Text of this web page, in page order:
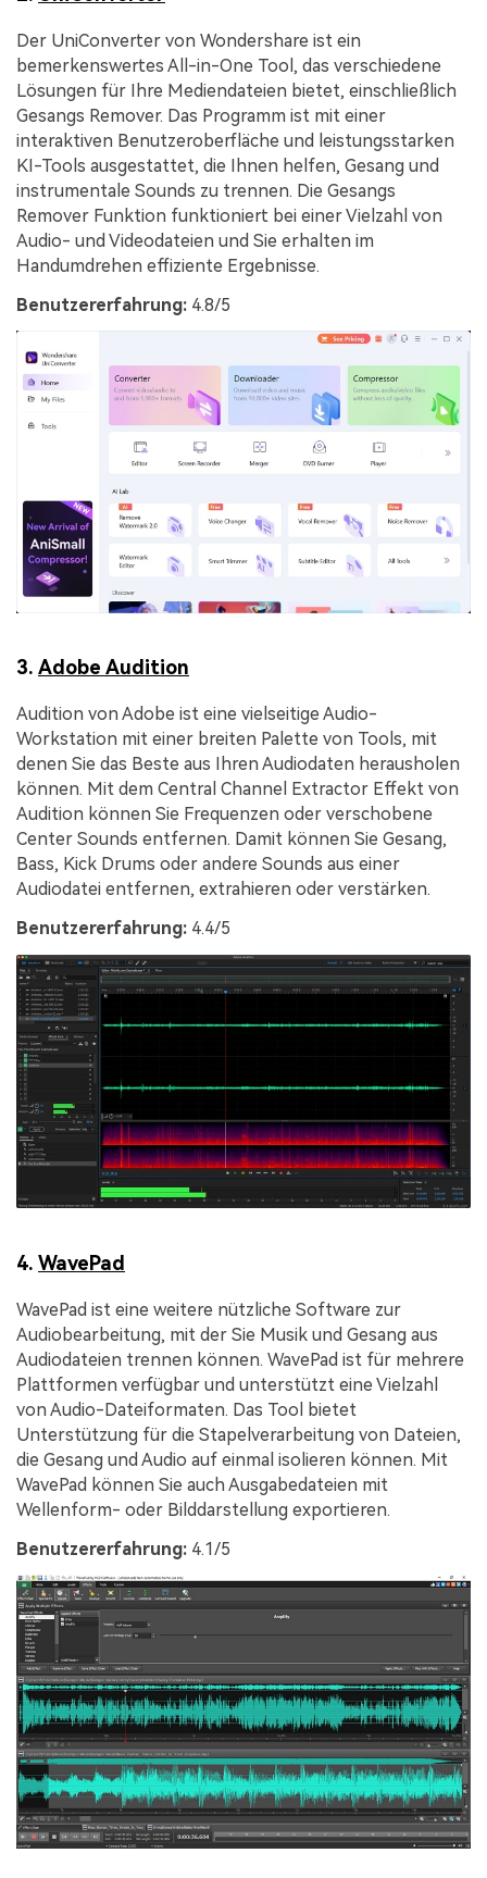
Der UniConverter von Wondershare ist ein
bemerkenswertes All-in-One Tool, das verschiedene
Lösungen für Ihre Mediendateien bietet, einschließlich
Gesangs Remover. Das Programm ist mit einer
interaktiven Benutzeroberfläche und leistungsstarken
KI-Tools ausgestattet, die Ihnen helfen, Gesang und
instrumentale Sounds zu trennen. Die Gesangs
Remover Funktion funktioniert bei einer Vielzahl von
Audio- und Videodateien und Sie erhalten im
Handumdrehen effiziente Ergebnisse.
Benutzererfahrung: 4.8/5
3. Adobe Audition
Audition von Adobe ist eine vielseitige Audio-
Workstation mit einer breiten Palette von Tools, mit
denen Sie das Beste aus Ihren Audiodaten herausholen
können. Mit dem Central Channel Extractor Effekt von
Audition können Sie Frequenzen oder verschobene
Center Sounds entfernen. Damit können Sie Gesang,
Bass, Kick Drums oder andere Sounds aus einer
Audiodatei entfernen, extrahieren oder verstärken.
Benutzererfahrung: 4.4/5
4. WavePad
WavePad ist eine weitere nützliche Software zur
Audiobearbeitung, mit der Sie Musik und Gesang aus
Audiodateien trennen können. WavePad ist für mehrere
Plattformen verfügbar und unterstützt eine Vielzahl
von Audio-Dateiformaten. Das Tool bietet
Unterstützung für die Stapelverarbeitung von Dateien,
die Gesang und Audio auf einmal isolieren können. Mit
WavePad können Sie auch Ausgabedateien mit
Wellenform- oder Bilddarstellung exportieren.
Benutzererfahrung: 4.1/5